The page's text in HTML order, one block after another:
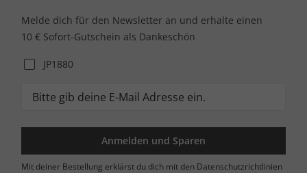
Melde dich für den Newsletter an und erhalte einen
10 € Sofort-Gutschein als Dankeschön
JP1880
Anmelden und Sparen
Mit deiner Bestellung erklärst du dich mit den Datenschutzrichtlinien